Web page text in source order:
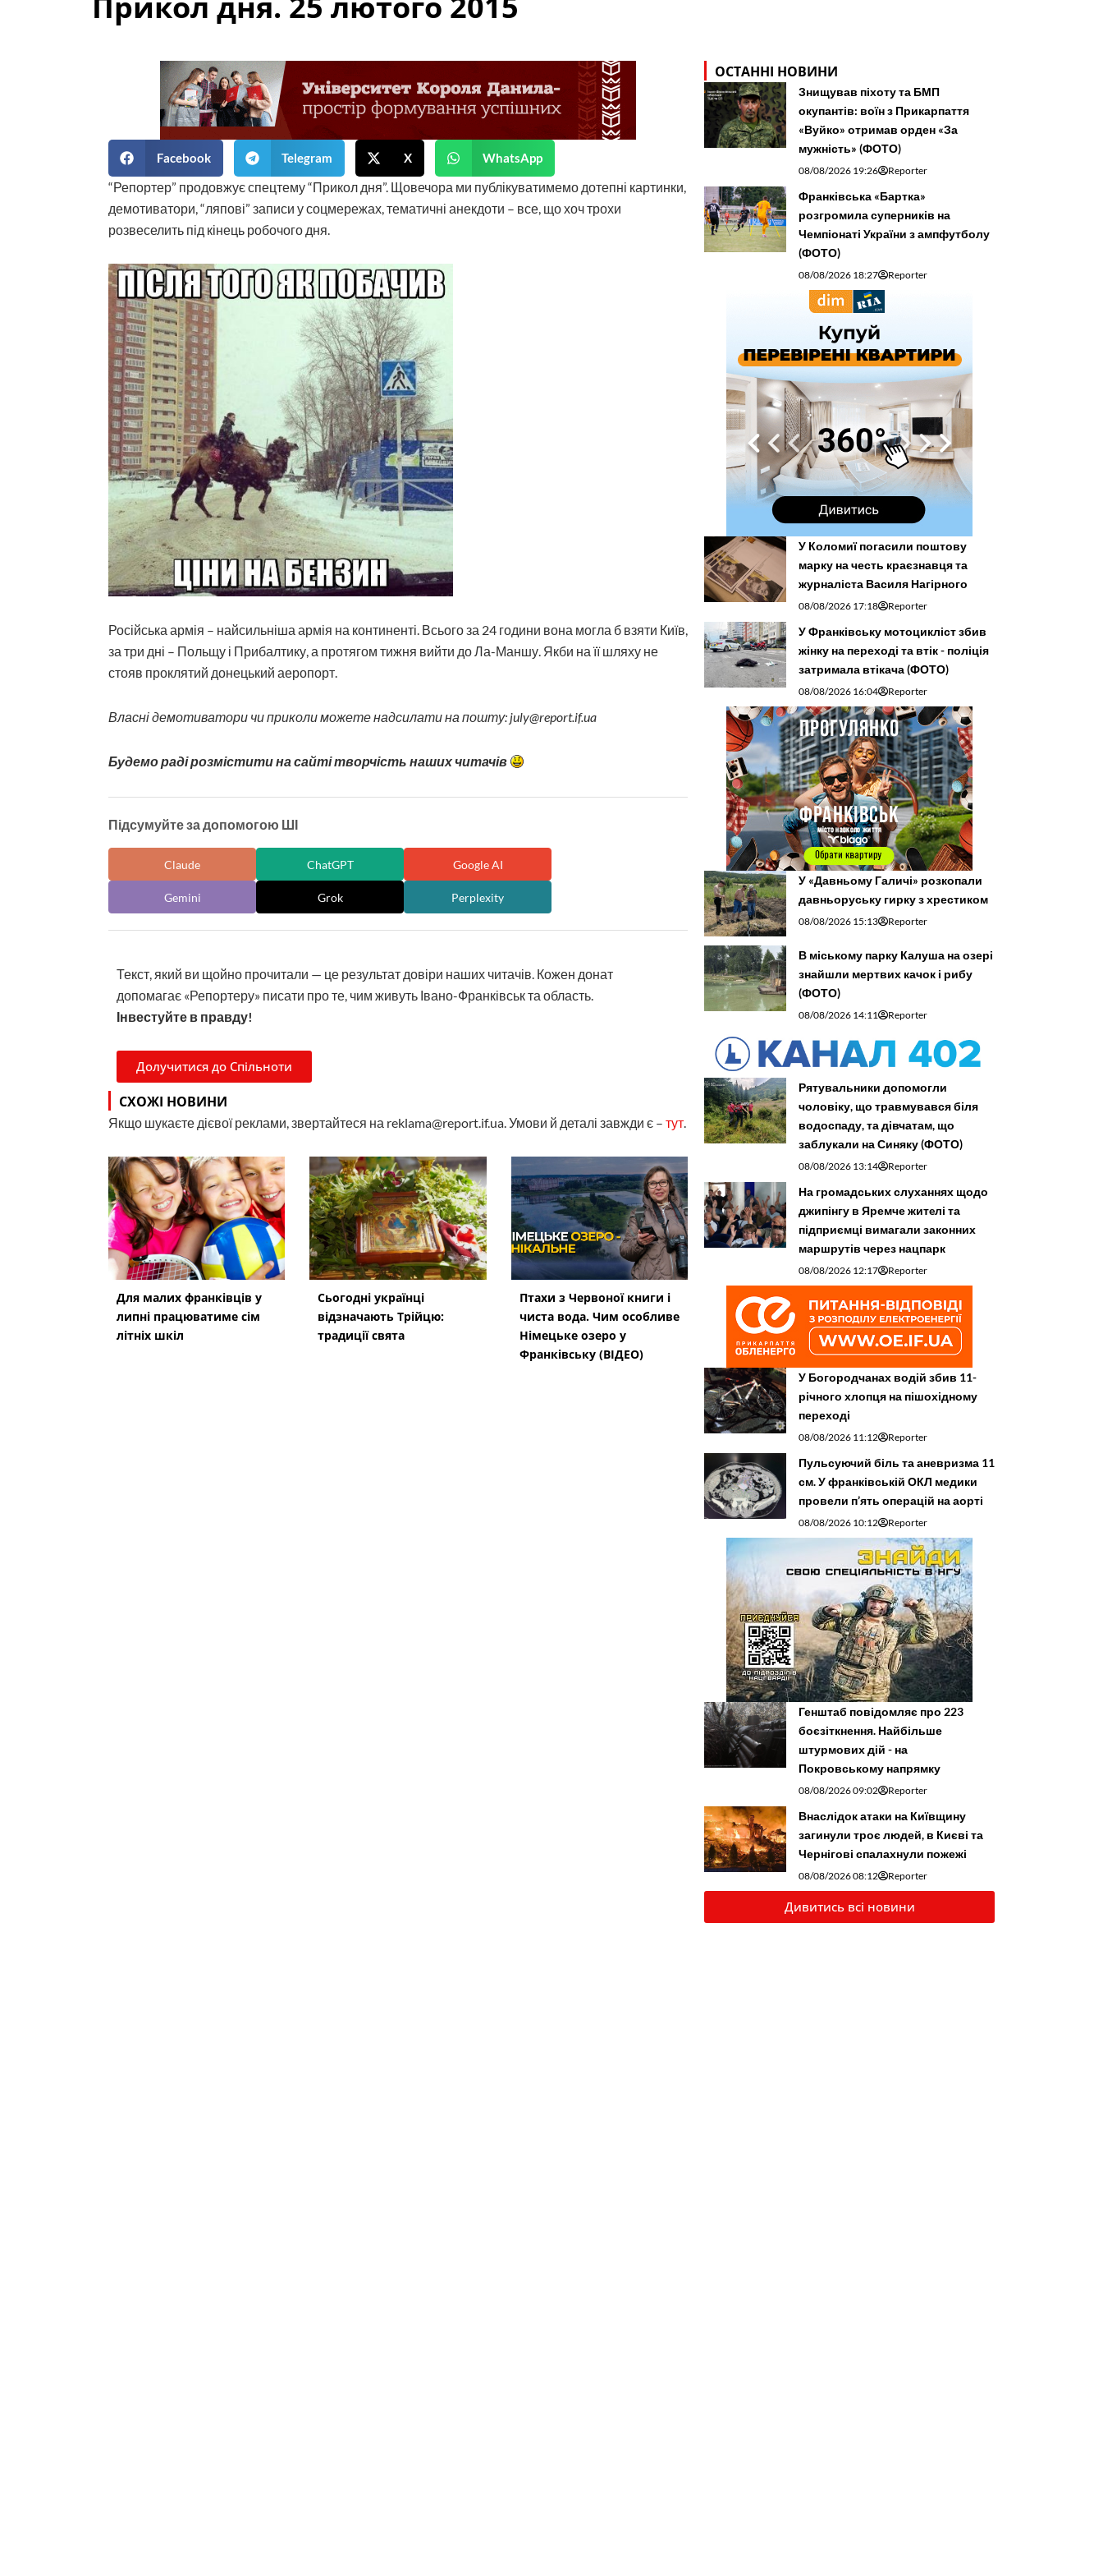
Facebook Telegram X WhatsApp
“Репортер” продовжує спецтему “Прикол дня”. Щовечора ми публікуватимемо дотепні картинки,
демотиватори, “ляпові” записи у соцмережах, тематичні анекдоти – все, що хоч трохи
розвеселить під кінець робочого дня.
Російська армія – найсильніша армія на континенті. Всього за 24 години вона могла б взяти Київ,
за три дні – Польщу і Прибалтику, а протягом тижня вийти до Ла-Маншу. Якби на її шляху не
стояв проклятий донецький аеропорт.
Власні демотиватори чи приколи можете надсилати на пошту: july@report.if.ua
Будемо раді розмістити на сайті творчість наших читачів
Підсумуйте за допомогою ШІ
Claude ChatGPT Google AI
Gemini Grok Perplexity
Текст, який ви щойно прочитали — це результат довіри наших читачів. Кожен донат
допомагає «Репортеру» писати про те, чим живуть Івано-Франківськ та область.
Інвестуйте в правду!
Долучитися до Спільноти
СХОЖІ НОВИНИ
Якщо шукаєте дієвої реклами, звертайтеся на reklama@report.if.ua. Умови й деталі завжди є – тут.
Для малих франківців у
липні працюватиме сім
літніх шкіл
Сьогодні українці
відзначають Трійцю:
традиції свята
Птахи з Червоної книги і
чиста вода. Чим особливе
Німецьке озеро у
Франківську (ВІДЕО)
ОСТАННІ НОВИНИ
Знищував піхоту та БМП
окупантів: воїн з Прикарпаття
«Вуйко» отримав орден «За
мужність» (ФОТО)
08/08/2026 19:26 Reporter
Франківська «Бартка»
розгромила суперників на
Чемпіонаті України з ампфутболу
(ФОТО)
08/08/2026 18:27 Reporter
У Коломиї погасили поштову
марку на честь краєзнавця та
журналіста Василя Нагірного
08/08/2026 17:18 Reporter
У Франківську мотоцикліст збив
жінку на переході та втік - поліція
затримала втікача (ФОТО)
08/08/2026 16:04 Reporter
У «Давньому Галичі» розкопали
давньоруську гирку з хрестиком
08/08/2026 15:13 Reporter
В міському парку Калуша на озері
знайшли мертвих качок і рибу
(ФОТО)
08/08/2026 14:11 Reporter
Рятувальники допомогли
чоловіку, що травмувався біля
водоспаду, та дівчатам, що
заблукали на Синяку (ФОТО)
08/08/2026 13:14 Reporter
На громадських слуханнях щодо
джипінгу в Яремче житeлі та
підприємці вимагали законних
маршрутів через нацпарк
08/08/2026 12:17 Reporter
У Богородчанах водій збив 11-
річного хлопця на пішохідному
переході
08/08/2026 11:12 Reporter
Пульсуючий біль та аневризма 11
см. У франківській ОКЛ медики
провели п’ять операцій на аорті
08/08/2026 10:12 Reporter
Генштаб повідомляє про 223
боєзіткнення. Найбільше
штурмових дій - на
Покровському напрямку
08/08/2026 09:02 Reporter
Внаслідок атаки на Київщину
загинули троє людей, в Києві та
Чернігові спалахнули пожежі
08/08/2026 08:12 Reporter
Дивитись всі новини